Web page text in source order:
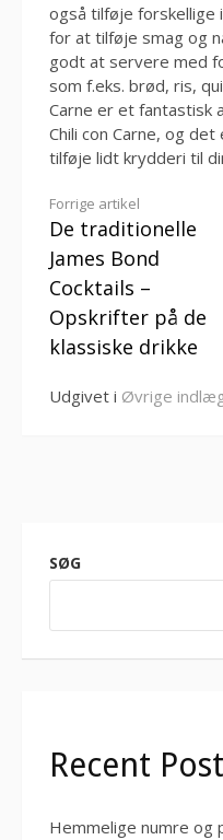
også tilføje forskellige
for at tilføje smag og
godt at servere med
som f.eks. brød, ris,
Carne er et fantastisk
Chili con Carne, og
tilføje lidt krydderi til
Læs
videre
Forrige artikel
De traditionelle
James Bond
Cocktails –
Opskrifter på de
klassiske drikke
Udgivet i Øvrige
SØG
Recent
Hemmelige numre og